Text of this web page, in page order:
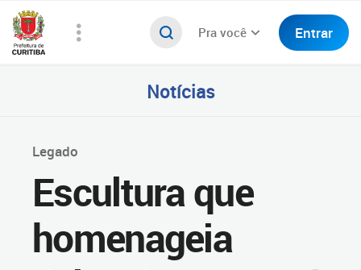
Pra você Entrar
Notícias
Legado
Escultura que
homenageia